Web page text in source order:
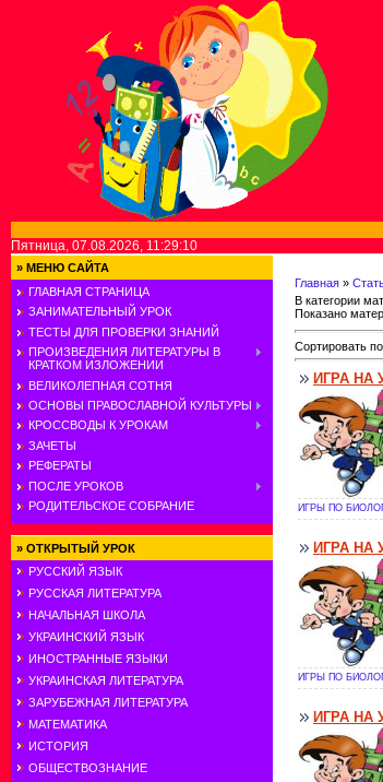
Пятница, 07.08.2026, 11:29:10
» МЕНЮ САЙТА
ГЛАВНАЯ СТРАНИЦА
ЗАНИМАТЕЛЬНЫЙ УРОК
ТЕСТЫ ДЛЯ ПРОВЕРКИ ЗНАНИЙ
ПРОИЗВЕДЕНИЯ ЛИТЕРАТУРЫ В
КРАТКОМ ИЗЛОЖЕНИИ
ВЕЛИКОЛЕПНАЯ СОТНЯ
ОСНОВЫ ПРАВОСЛАВНОЙ КУЛЬТУРЫ
КРОССВОДЫ К УРОКАМ
ЗАЧЕТЫ
РЕФЕРАТЫ
ПОСЛЕ УРОКОВ
РОДИТЕЛЬСКОЕ СОБРАНИЕ
» ОТКРЫТЫЙ УРОК
РУССКИЙ ЯЗЫК
РУССКАЯ ЛИТЕРАТУРА
НАЧАЛЬНАЯ ШКОЛА
УКРАИНСКИЙ ЯЗЫК
ИНОСТРАННЫЕ ЯЗЫКИ
УКРАИНСКАЯ ЛИТЕРАТУРА
ЗАРУБЕЖНАЯ ЛИТЕРАТУРА
МАТЕМАТИКА
ИСТОРИЯ
ОБЩЕСТВОЗНАНИЕ
Главная »
В категории
Показано
Сортировать по
ИГРА
ИГРЫ ПО
ИГРА НА
ИГРЫ ПО
ИГРА НА